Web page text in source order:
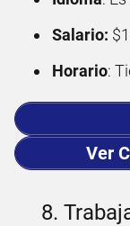
Salario:
Horario:
Ver
8.